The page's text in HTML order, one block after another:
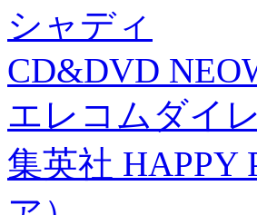
シャディ
CD&DVD
エレコムダイ
集英社 HAPPY